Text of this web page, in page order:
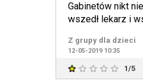
Gabinetów nikt
wszedł lekarz i
Z grupy dla dzieci
12-05-2019 10:35
1/5